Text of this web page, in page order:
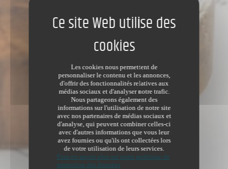
Les cookies nous permettent de
personnaliser le contenu et les annonces,
d'offrir des fonctionnalités relatives aux
médias sociaux et d'analyser notre trafic.
Nous partageons également des
informations sur l'utilisation de notre site
avec nos partenaires de médias sociaux et
d'analyse, qui peuvent combiner celles-ci
avec d'autres informations que vous leur
avez fournies ou qu'ils ont collectées lors
de votre utilisation de leurs services.
Pour en savoir plus sur notre politique de
protection des données